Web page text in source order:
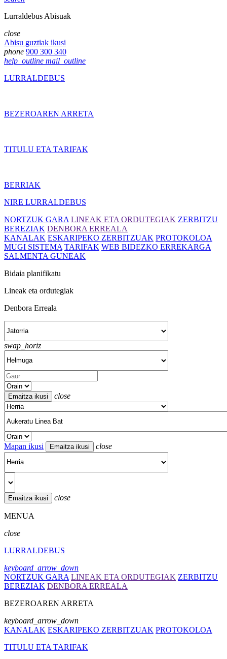
Lurraldebus Abisuak
close
Abisu guztiak ikusi
phone 900 300 340
help_outline mail_outline
LURRALDEBUS
BEZEROAREN ARRETA
TITULU ETA TARIFAK
BERRIAK
NIRE LURRALDEBUS
NORTZUK GARA LINEAK ETA ORDUTEGIAK ZERBITZU
BEREZIAK DENBORA ERREALA
KANALAK ESKARIPEKO ZERBITZUAK PROTOKOLOA
MUGI SISTEMA TARIFAK WEB BIDEZKO ERREKARGA
SALMENTA GUNEAK
Bidaia planifikatu
Lineak eta ordutegiak
Denbora Erreala
swap_horiz
close
Mapan ikusi close
close
MENUA
close
LURRALDEBUS
keyboard_arrow_down
NORTZUK GARA LINEAK ETA ORDUTEGIAK ZERBITZU
BEREZIAK DENBORA ERREALA
BEZEROAREN ARRETA
keyboard_arrow_down
KANALAK ESKARIPEKO ZERBITZUAK PROTOKOLOA
TITULU ETA TARIFAK